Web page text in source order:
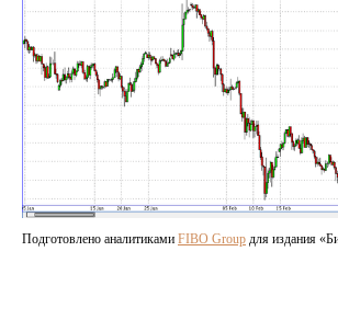
Подготовлено аналитиками FIBO Group для издания